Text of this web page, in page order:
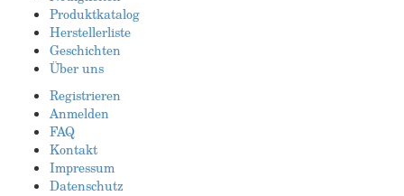
Produktkatalog
Herstellerliste
Geschichten
Über uns
Registrieren
Anmelden
FAQ
Kontakt
Impressum
Datenschutz